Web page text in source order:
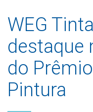
WEG
destaque
do
Pintura